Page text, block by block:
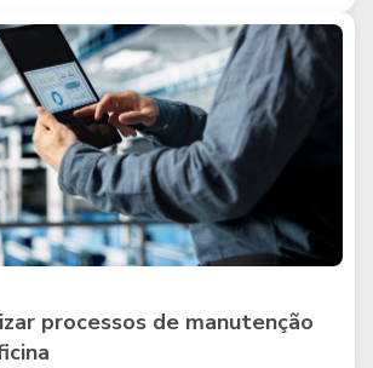
processos de manutenção